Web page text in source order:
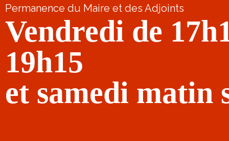
Permanence du Maire et des Adjoints
Vendredi de
19h15
et samedi matin